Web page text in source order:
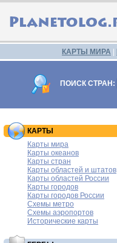
КАРТЫ МИРА
ПОИСК СТРАН:
КАРТЫ
Карты мира
Карты океанов
Карты стран
Карты областей и штатов
Карты областей России
Карты городов
Карты городов России
Схемы метро
Схемы аэропортов
Исторические карты